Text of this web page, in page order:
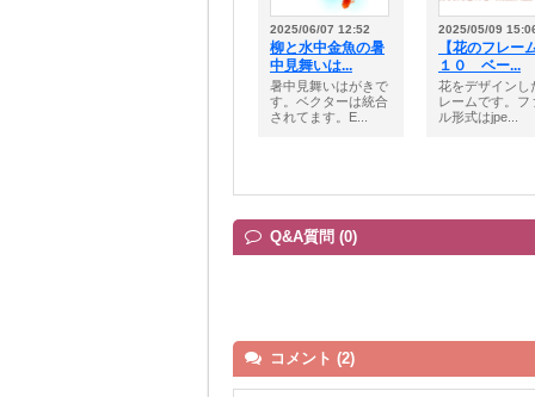
2025/06/07 12:52
柳と水中金魚の暑
中見舞いは...
暑中見舞いはがきで
す。ベクターは統合
されてます。E...
2025/05/09
【花のフレー
１０ ベー...
花をデザインし
レームです。フ
ル形式はjpe...
Q&A質問 (0)
コメント (2)